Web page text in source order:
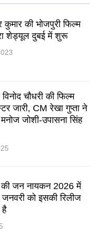
कुमार की भोजपुरी फिल्म
शेड्यूल दुबई में शुरू
विनोद चौधरी की फिल्म
जारी, CM रेखा गुप्ता ने
मनोज जोशी-उपासना सिंह
जन नायकन 2026 में
को इसकी रिलीज
है